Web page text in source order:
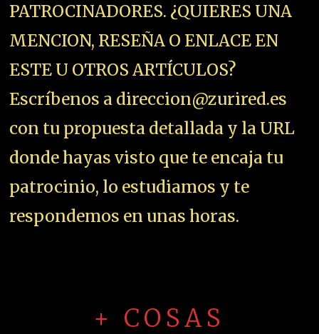
PATROCINADORES. ¿QUIERES UNA
MENCION, RESEÑA O ENLACE EN
ESTE U OTROS ARTÍCULOS?
Escríbenos a direccion@zurired.es
con tu propuesta detallada y la URL
donde hayas visto que te encaja tu
patrocinio, lo estudiamos y te
respondemos en unas horas.
+ COSAS